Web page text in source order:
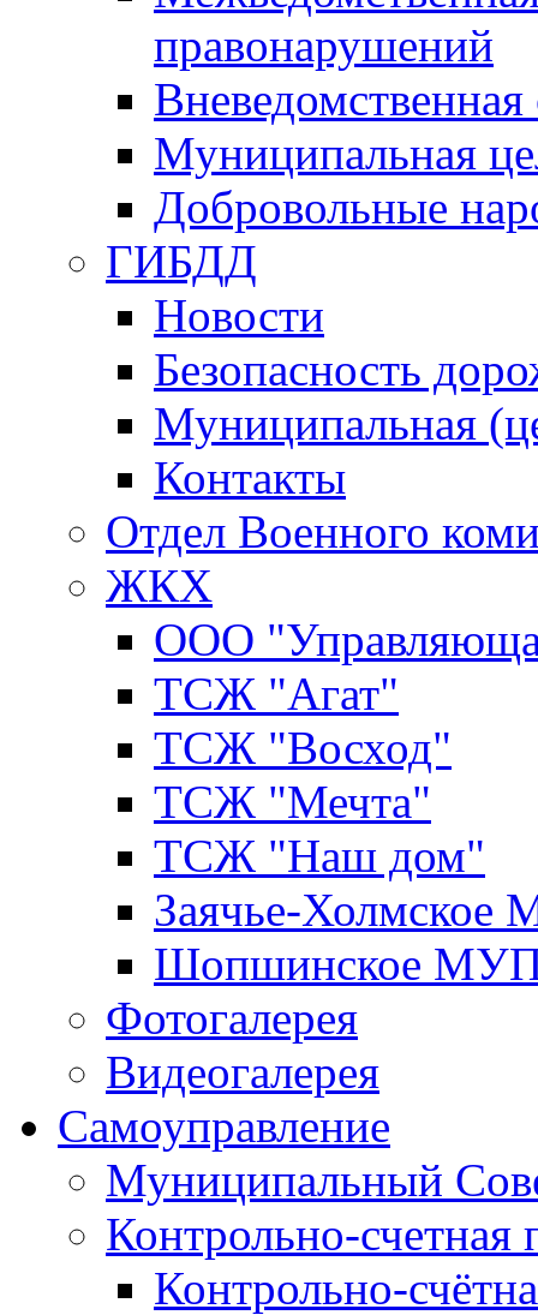
правонарушений
Вневедомственная
Муниципальная
Добровольные
ГИБДД
Новости
Безопасность
Муниципальная
Контакты
Отдел Военного
ЖКХ
ООО
ТСЖ "Агат"
ТСЖ "Восход"
ТСЖ "Мечта"
ТСЖ "Наш дом"
Заячье-
Шопшинское
Фотогалерея
Видеогалерея
Самоуправление
Муниципальный
Контрольно-счетная
Контрольно-